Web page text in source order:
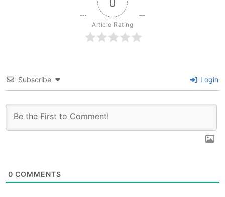
Article Rating
Subscribe Login
0 COMMENTS